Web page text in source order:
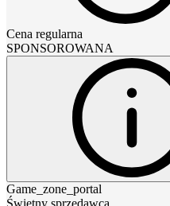
Cena regularna
SPONSOROWANA
Game_zone_portal
Świetny sprzedawca